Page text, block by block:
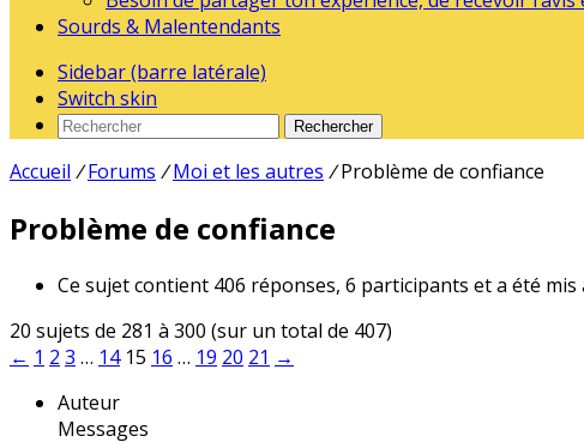
Sourds & Malentendants
Sidebar (barre latérale)
Switch skin
Rechercher
Accueil / Forums / Moi et les autres / Problème de confiance
Problème de confiance
Ce sujet contient 406 réponses, 6 participants et a été
20 sujets de 281 à 300 (sur un total de 407)
← 1 2 3 … 14 15 16 … 19 20 21 →
Auteur
Messages